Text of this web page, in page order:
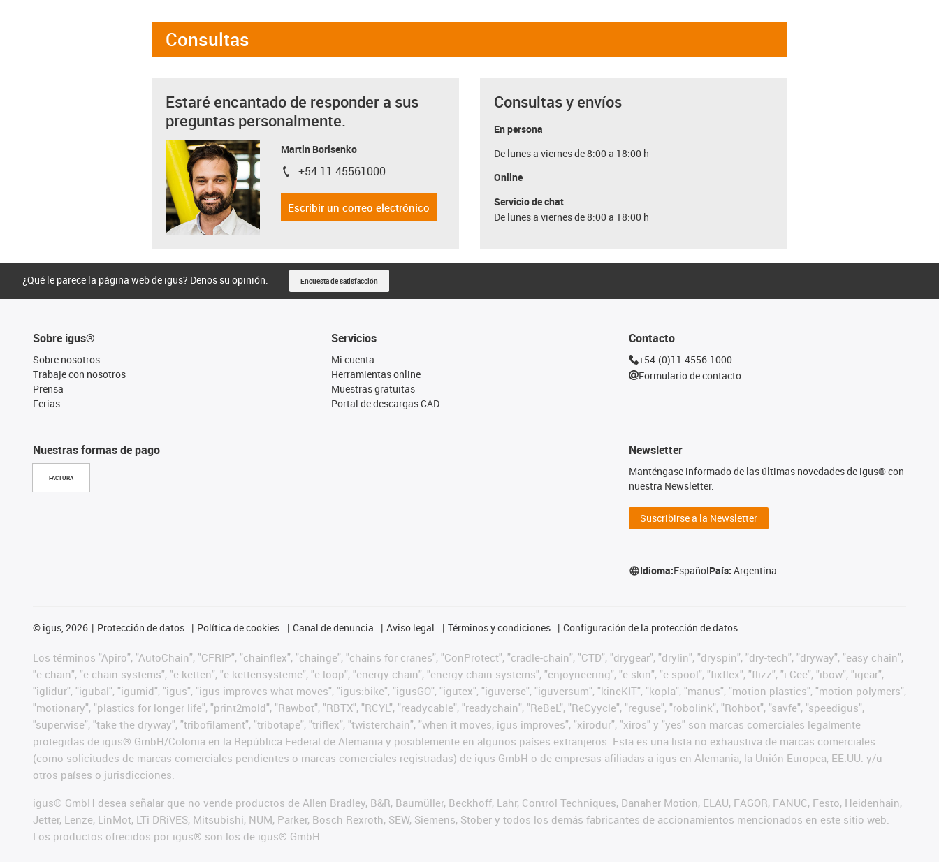
Consultas
Estaré encantado de responder a sus
preguntas personalmente.
Martin Borisenko
igus-icon-phone
+54 11 45561000
Escribir un correo electrónico
Consultas y envíos
En persona
De lunes a viernes de 8:00 a 18:00 h
Online
Servicio de chat
De lunes a viernes de 8:00 a 18:00 h
¿Qué le parece la página web de igus? Denos su opinión. Encuesta de satisfacción
Sobre igus®
Sobre nosotros
Trabaje con nosotros
Prensa
Ferias
Nuestras formas de pago
FACTURA
Servicios
Mi cuenta
Herramientas online
Muestras gratuitas
Portal de descargas CAD
Contacto
+54-(0)11-4556-1000
Formulario de contacto
Newsletter
Manténgase informado de las últimas novedades de igus® con
nuestra Newsletter.
Suscribirse a la Newsletter
Idioma:EspañolPaís:Argentina
© igus, 2026 Protección de datos Política de cookies Canal de denuncia Aviso legal Términos y condiciones Configuración de la protección de datos
Los términos "Apiro", "AutoChain", "CFRIP", "chainflex", "chainge", "chains for cranes", "ConProtect", "cradle-chain", "CTD", "drygear", "drylin", "dryspin", "dry-tech", "dryway", "easy chain",
"e-chain", "e-chain systems", "e-ketten", "e-kettensysteme", "e-loop", "energy chain", "energy chain systems", "enjoyneering", "e-skin", "e-spool", "fixflex", "flizz", "i.Cee", "ibow", "igear",
"iglidur", "igubal", "igumid", "igus", "igus improves what moves", "igus:bike", "igusGO", "igutex", "iguverse", "iguversum", "kineKIT", "kopla", "manus", "motion plastics", "motion polymers",
"motionary", "plastics for longer life", "print2mold", "Rawbot", "RBTX", "RCYL", "readycable", "readychain", "ReBeL", "ReCyycle", "reguse", "robolink", "Rohbot", "savfe", "speedigus",
"superwise", "take the dryway", "tribofilament", "tribotape", "triflex", "twisterchain", "when it moves, igus improves", "xirodur", "xiros" y "yes" son marcas comerciales legalmente
protegidas de igus® GmbH/Colonia en la República Federal de Alemania y posiblemente en algunos países extranjeros. Esta es una lista no exhaustiva de marcas comerciales
(como solicitudes de marcas comerciales pendientes o marcas comerciales registradas) de igus GmbH o de empresas afiliadas a igus en Alemania, la Unión Europea, EE.UU. y/u
otros países o jurisdicciones.
igus® GmbH desea señalar que no vende productos de Allen Bradley, B&R, Baumüller, Beckhoff, Lahr, Control Techniques, Danaher Motion, ELAU, FAGOR, FANUC, Festo, Heidenhain,
Jetter, Lenze, LinMot, LTi DRiVES, Mitsubishi, NUM, Parker, Bosch Rexroth, SEW, Siemens, Stöber y todos los demás fabricantes de accionamientos mencionados en este sitio web.
Los productos ofrecidos por igus® son los de igus® GmbH.